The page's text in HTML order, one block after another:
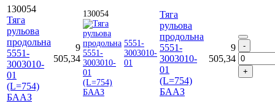
130054
Тяга
рульова
продольна
5551-
3003010-
01
(L=754)
БААЗ
9
505,34
130054
5551-
3003010-
01
Тяга
рульова
продольна
5551-
3003010-
01
(L=754)
БААЗ
9
505,34